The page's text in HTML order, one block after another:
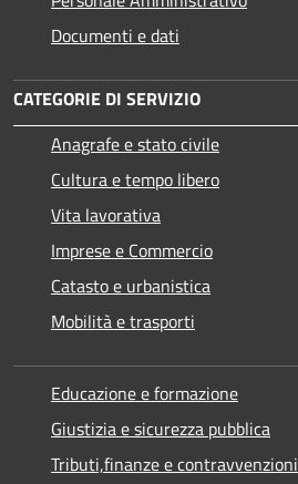
Documenti e dati
CATEGORIE DI SERVIZIO
Anagrafe e stato civile
Cultura e tempo libero
Vita lavorativa
Imprese e Commercio
Catasto e urbanistica
Mobilità e trasporti
Educazione e formazione
Giustizia e sicurezza pubblica
Tributi,finanze e contravvenzioni